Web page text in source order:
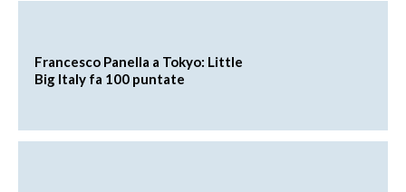
Francesco Panella a Tokyo: Little
Big Italy fa 100 puntate